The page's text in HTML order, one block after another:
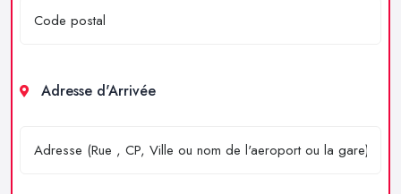
Adresse d'Arrivée